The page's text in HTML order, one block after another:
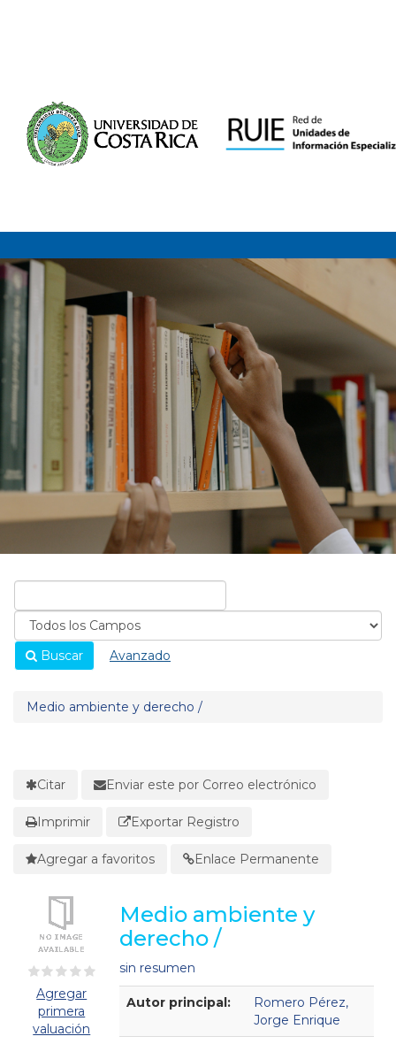
Buscar Avanzado
Medio ambiente y derecho /
Citar Enviar este por Correo electrónico
Imprimir Exportar Registro
Agregar a favoritos Enlace Permanente
Agregar
primera
valuación
Medio ambiente y
derecho /
sin resumen
Detalles Bibliográficos
Autor principal:
Romero Pérez,
Jorge Enrique